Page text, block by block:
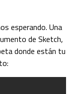
esperando. Una
de Sketch,
donde están tu